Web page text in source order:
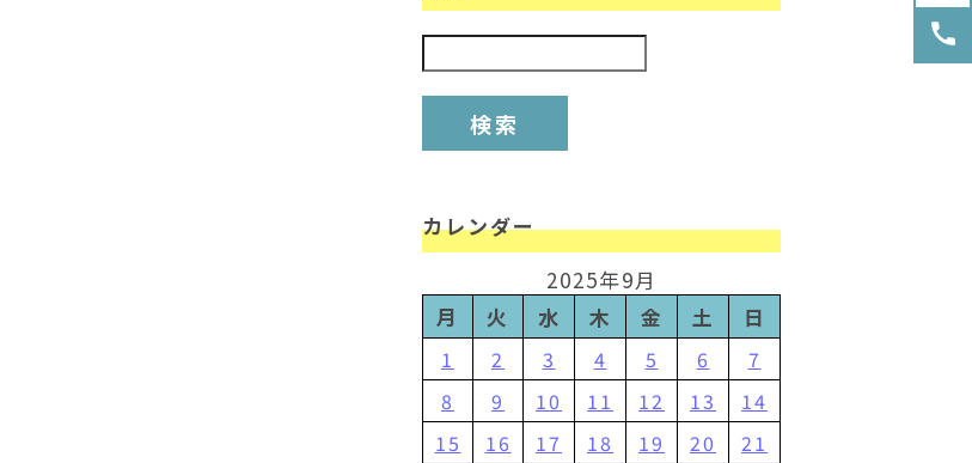
カレンダー
2025年9月
月
火 水 木 金 土 日
1 2 3 4 5 6
7
8
9 10 11 12 13
14
15
16 17 18 19 20
21